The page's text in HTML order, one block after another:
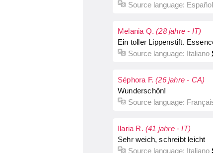
Source language: Español
Melania Q.(28 jahre - IT)
Ein toller Lippenstift.
Source language: Italiano
Séphora F.(26 jahre - CA)
Wunderschön!
Source language:
Ilaria R. (41 jahre - IT)
Sehr weich, schreibt leicht
Source language: Italiano